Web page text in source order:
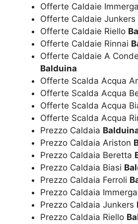
Offerte Caldaie
Offerte Caldaie Junkers
Offerte Caldaie Riello
Offerte Caldaie Rinnai
Offerte Caldaie A
Balduina
Offerte Scalda Acqua
Offerte Scalda Acqua
Offerte Scalda Acqua
Offerte Scalda Acqua
Prezzo Caldaia
Prezzo Caldaia Ariston
Prezzo Caldaia Beretta
Prezzo Caldaia Biasi
Prezzo Caldaia Ferroli
Prezzo Caldaia
Prezzo Caldaia Junkers
Prezzo Caldaia Riello